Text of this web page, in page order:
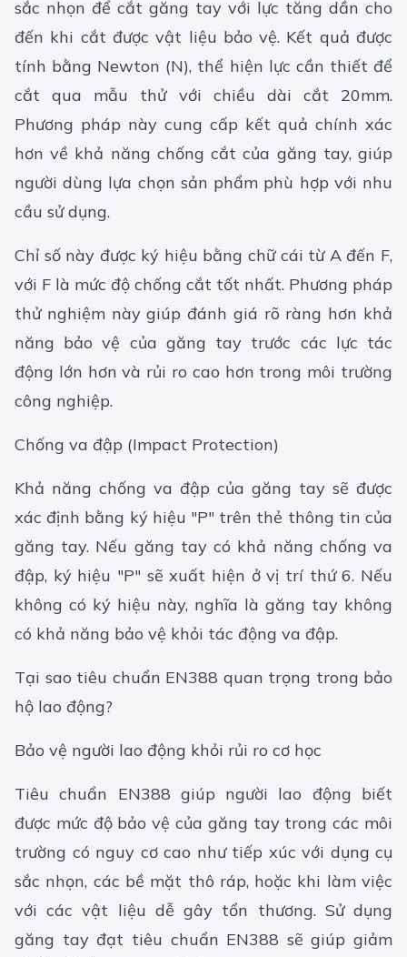
sắc nhọn để cắt găng tay với lực tăng dần cho
đến khi cắt được vật liệu bảo vệ. Kết quả được
tính bằng Newton (N), thể hiện lực cần thiết để
cắt qua mẫu thử với chiều dài cắt 20mm.
Phương pháp này cung cấp kết quả chính xác
hơn về khả năng chống cắt của găng tay, giúp
người dùng lựa chọn sản phẩm phù hợp với nhu
cầu sử dụng.
Chỉ số này được ký hiệu bằng chữ cái từ A đến F,
với F là mức độ chống cắt tốt nhất. Phương pháp
thử nghiệm này giúp đánh giá rõ ràng hơn khả
năng bảo vệ của găng tay trước các lực tác
động lớn hơn và rủi ro cao hơn trong môi trường
công nghiệp.
Chống va đập (Impact Protection)
Khả năng chống va đập của găng tay sẽ được
xác định bằng ký hiệu "P" trên thẻ thông tin của
găng tay. Nếu găng tay có khả năng chống va
đập, ký hiệu "P" sẽ xuất hiện ở vị trí thứ 6. Nếu
không có ký hiệu này, nghĩa là găng tay không
có khả năng bảo vệ khỏi tác động va đập.
Tại sao tiêu chuẩn EN388 quan trọng trong bảo
hộ lao động?
Bảo vệ người lao động khỏi rủi ro cơ học
Tiêu chuẩn EN388 giúp người lao động biết
được mức độ bảo vệ của găng tay trong các môi
trường có nguy cơ cao như tiếp xúc với dụng cụ
sắc nhọn, các bề mặt thô ráp, hoặc khi làm việc
với các vật liệu dễ gây tổn thương. Sử dụng
găng tay đạt tiêu chuẩn EN388 sẽ giúp giảm